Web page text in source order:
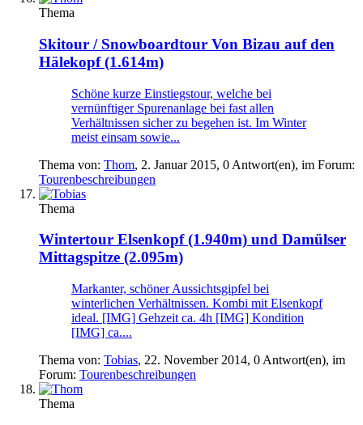
Thema
Skitour / Snowboardtour Von Bizau auf den
Hälekopf (1.614m)
Schöne kurze Einstiegstour, welche bei
vernünftiger Spurenanlage bei fast allen
Verhältnissen sicher zu begehen ist. Im Winter
meist einsam sowie...
Thema von: Thom, 2. Januar 2015, 0 Antwort(en), im Forum:
Tourenbeschreibungen
Thema
Wintertour Elsenkopf (1.940m) und Damülser
Mittagspitze (2.095m)
Markanter, schöner Aussichtsgipfel bei
winterlichen Verhältnissen. Kombi mit Elsenkopf
ideal. [IMG] Gehzeit ca. 4h [IMG] Kondition
[IMG] ca....
Thema von: Tobias, 22. November 2014, 0 Antwort(en), im
Forum: Tourenbeschreibungen
Thema